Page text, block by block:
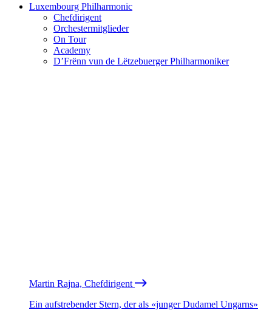
Luxembourg Philharmonic
Chefdirigent
Orchestermitglieder
On Tour
Academy
D’Frënn vun de Lëtzebuerger Philharmoniker
Martin Rajna, Chefdirigent
Ein aufstrebender Stern, der als «junger Dudamel Ungarns»